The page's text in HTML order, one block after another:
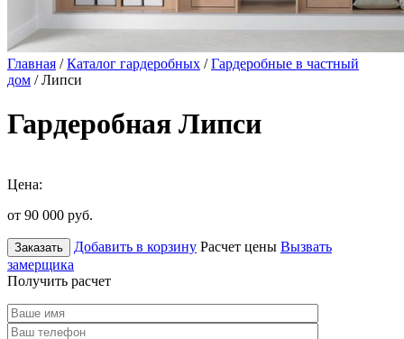
Главная /Каталог гардеробных /Гардеробные в частный
дом / Липси
Гардеробная Липси
Цена:
от 90 000 руб.
Заказать Добавить в корзину Расчет цены Вызвать
замерщика
Получить расчет